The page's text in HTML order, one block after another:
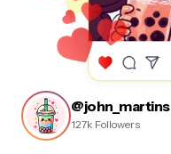
@john_martins
127k Followers